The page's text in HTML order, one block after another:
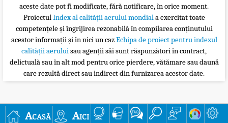
aceste date pot fi modificate, fără notificare, în orice moment.
ProiectulIndex al calității aerului mondiala exercitat toate
competențele și îngrijirea rezonabilă în compilarea conținutului
acestor informații și în nici un cazEchipa de proiect pentru indexul
calității aeruluisau agenții săi sunt răspunzători în contract,
delictuală sau în alt mod pentru orice pierdere, vătămare sau daună
care rezultă direct sau indirect din furnizarea acestor date.
Acasă Aici